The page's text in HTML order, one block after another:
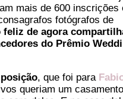
mais de 600 inscrições
fotógrafos de
feliz de agora
do Prêmio
posição, que foi para
queriam um